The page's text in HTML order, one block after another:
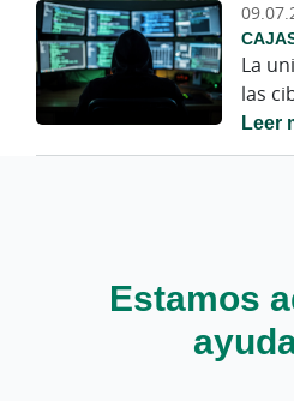
La
las
Leer
Estamos